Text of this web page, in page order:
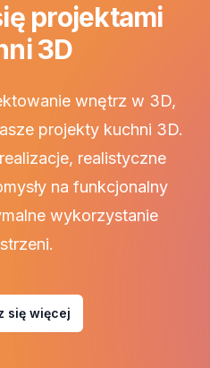
projektami
3D
wnętrz w 3D,
projekty kuchni 3D.
realistyczne
na funkcjonalny
wykorzystanie
się więcej